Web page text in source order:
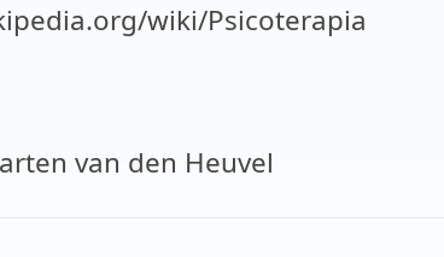
wiki/Psicoterapia
van den Heuvel